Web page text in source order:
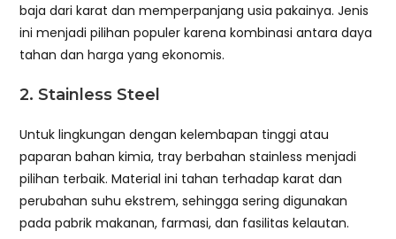
baja dari karat dan memperpanjang usia pakainya. Jenis
ini menjadi pilihan populer karena kombinasi antara daya
tahan dan harga yang ekonomis.
2. Stainless Steel
Untuk lingkungan dengan kelembapan tinggi atau
paparan bahan kimia, tray berbahan stainless menjadi
pilihan terbaik. Material ini tahan terhadap karat dan
perubahan suhu ekstrem, sehingga sering digunakan
pada pabrik makanan, farmasi, dan fasilitas kelautan.